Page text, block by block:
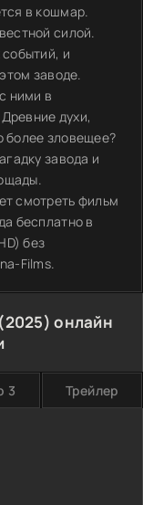
в кошмар.
силой.
и
заводе.
ними в
духи,
более зловещее?
завода и
смотреть фильм
бесплатно в
без
Films.
онлайн
3 Трейлер